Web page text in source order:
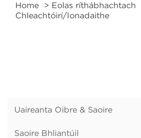
Home > Eolas ríthábhachtach
Chleachtóirí/Ionadaithe
Uaireanta Oibre & Saoire
Saoire Bhliantúil